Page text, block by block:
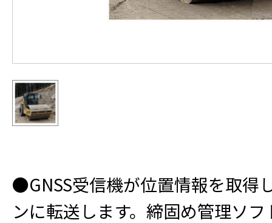
●GNSS受信機が位置情報を取得
ンに転送します。締固め管理ソ